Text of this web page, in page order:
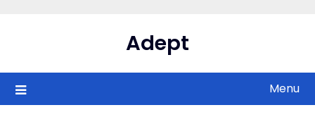
Adept
Menu